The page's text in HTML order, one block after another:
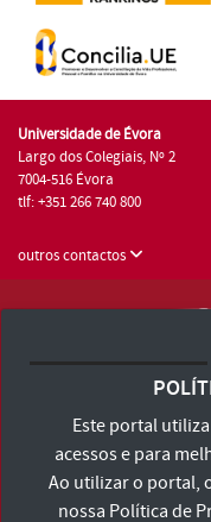
Universidade de Évora
Largo dos Colegiais, Nº 2
7004-516 Évora
tlf: +351 266 740 800
outros contactos
Consulte os
Este portal
acessos e para
Ao utilizar o portal,
nossa Política de